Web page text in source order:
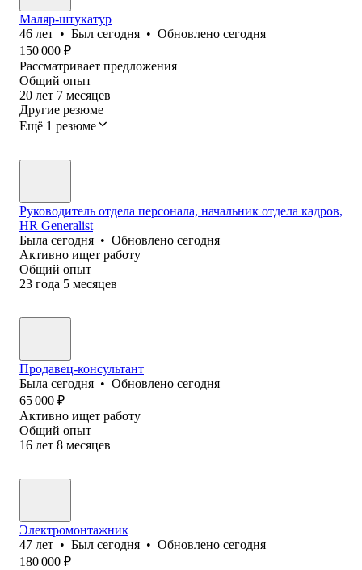
Маляр-штукатур
46 лет • Был сегодня • Обновлено сегодня
150 000 ₽
Рассматривает предложения
Общий опыт
20 лет 7 месяцев
Другие резюме
Ещё 1 резюме
Руководитель отдела персонала, начальник отдела кадров,
HR Generalist
Была сегодня • Обновлено сегодня
Активно ищет работу
Общий опыт
23 года 5 месяцев
Продавец-консультант
Была сегодня • Обновлено сегодня
65 000 ₽
Активно ищет работу
Общий опыт
16 лет 8 месяцев
Электромонтажник
47 лет • Был сегодня • Обновлено сегодня
180 000 ₽